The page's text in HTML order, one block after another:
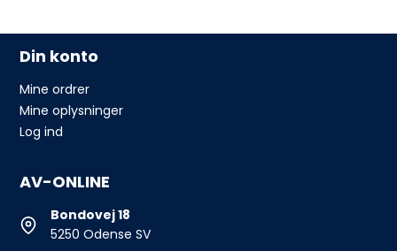
Din konto
Mine ordrer
Mine oplysninger
Log ind
AV-ONLINE
Bondovej 18
5250 Odense SV